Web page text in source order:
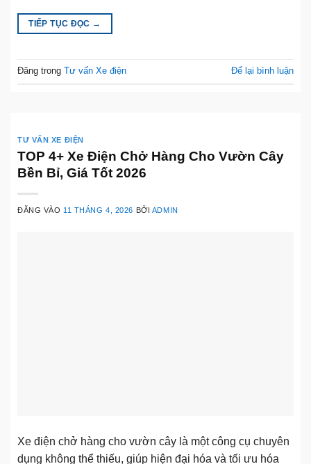
TIẾP TỤC ĐỌC →
Đăng trong Tư vấn Xe điện Để lại bình luận
TƯ VẤN XE ĐIỆN
TOP 4+ Xe Điện Chở Hàng Cho Vườn Cây
Bền Bỉ, Giá Tốt 2026
ĐĂNG VÀO 11 THÁNG 4, 2026 BỞI ADMIN
Xe điện chở hàng cho vườn cây là một công cụ chuyên
dụng không thể thiếu, giúp hiện đại hóa và tối ưu hóa